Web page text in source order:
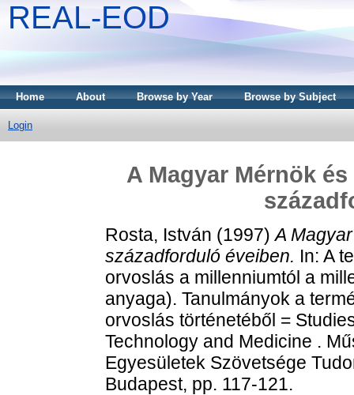
REAL-EOD
Home About Browse by Year Browse by Subject
Login
A Magyar Mérnök
Rosta, István (1997)A
századforduló éveiben. In: A
orvoslás a millenniumtól a
anyaga). Tanulmányok a
orvoslás történetéből =
Technology and Medicine .
Egyesületek Szövetsége
Budapest, pp. 117-121.